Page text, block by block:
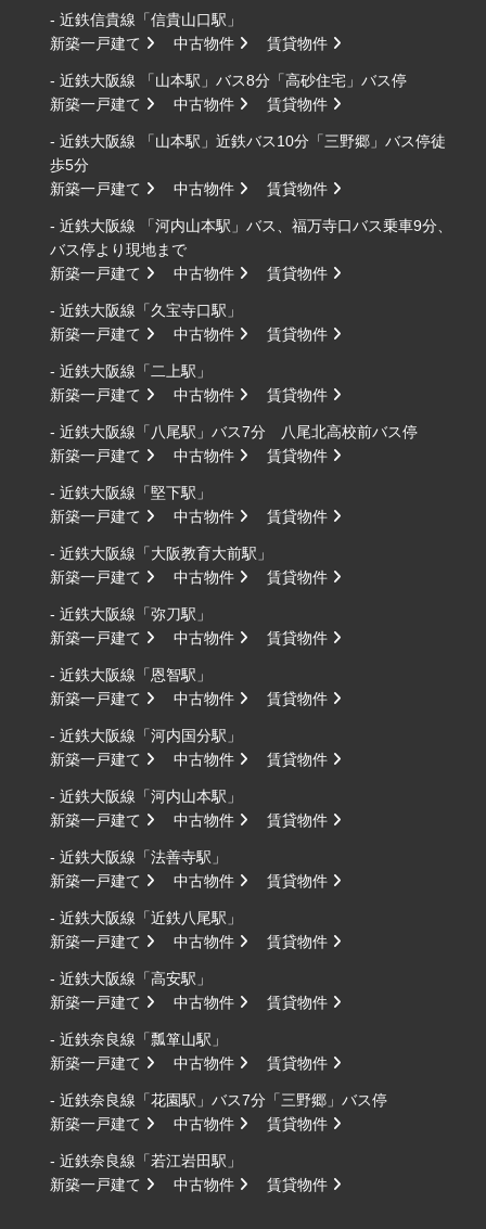
- 近鉄信貴線「信貴山口駅」
新築一戸建て
中古物件 賃貸物件
- 近鉄大阪線 「山本駅」バス8分「高砂住宅」バス停
新築一戸建て
中古物件 賃貸物件
- 近鉄大阪線 「山本駅」近鉄バス10分「三野郷」バス停徒
歩5分
新築一戸建て
中古物件 賃貸物件
- 近鉄大阪線 「河内山本駅」バス、福万寺口バス乗車9分、
バス停より現地まで
新築一戸建て
中古物件 賃貸物件
- 近鉄大阪線「久宝寺口駅」
新築一戸建て
中古物件 賃貸物件
- 近鉄大阪線「二上駅」
新築一戸建て
中古物件 賃貸物件
- 近鉄大阪線「八尾駅」バス7分 八尾北高校前バス停
新築一戸建て
中古物件 賃貸物件
- 近鉄大阪線「堅下駅」
新築一戸建て
中古物件 賃貸物件
- 近鉄大阪線「大阪教育大前駅」
新築一戸建て
中古物件 賃貸物件
- 近鉄大阪線「弥刀駅」
新築一戸建て
中古物件 賃貸物件
- 近鉄大阪線「恩智駅」
新築一戸建て
中古物件 賃貸物件
- 近鉄大阪線「河内国分駅」
新築一戸建て
中古物件 賃貸物件
- 近鉄大阪線「河内山本駅」
新築一戸建て
中古物件 賃貸物件
- 近鉄大阪線「法善寺駅」
新築一戸建て
中古物件 賃貸物件
- 近鉄大阪線「近鉄八尾駅」
新築一戸建て
中古物件 賃貸物件
- 近鉄大阪線「高安駅」
新築一戸建て
中古物件 賃貸物件
- 近鉄奈良線「瓢箪山駅」
新築一戸建て
中古物件 賃貸物件
- 近鉄奈良線「花園駅」バス7分「三野郷」バス停
新築一戸建て
中古物件 賃貸物件
- 近鉄奈良線「若江岩田駅」
新築一戸建て
中古物件 賃貸物件